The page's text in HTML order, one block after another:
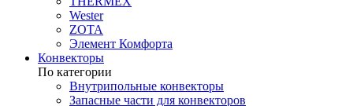
Wester
ZOTA
Элемент Комфорта
Конвекторы
По категории
Внутрипольные конвекторы
Запасные части для конвекторов